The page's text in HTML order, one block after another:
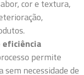
cor e textura,
eficiência
permite
necessidade de